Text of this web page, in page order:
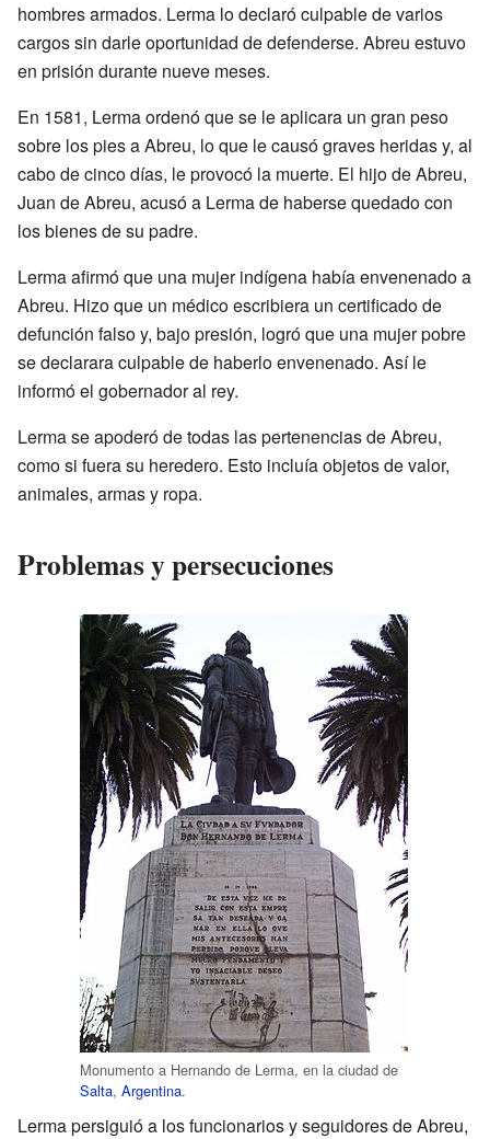
hombres armados. Lerma lo declaró culpable de varios
cargos sin darle oportunidad de defenderse. Abreu estuvo
en prisión durante nueve meses.
En 1581, Lerma ordenó que se le aplicara un gran peso
sobre los pies a Abreu, lo que le causó graves heridas y, al
cabo de cinco días, le provocó la muerte. El hijo de Abreu,
Juan de Abreu, acusó a Lerma de haberse quedado con
los bienes de su padre.
Lerma afirmó que una mujer indígena había envenenado a
Abreu. Hizo que un médico escribiera un certificado de
defunción falso y, bajo presión, logró que una mujer pobre
se declarara culpable de haberlo envenenado. Así le
informó el gobernador al rey.
Lerma se apoderó de todas las pertenencias de Abreu,
como si fuera su heredero. Esto incluía objetos de valor,
animales, armas y ropa.
Problemas y persecuciones
Monumento a Hernando de Lerma, en la ciudad de
Salta, Argentina.
Lerma persiguió a los funcionarios y seguidores de Abreu,